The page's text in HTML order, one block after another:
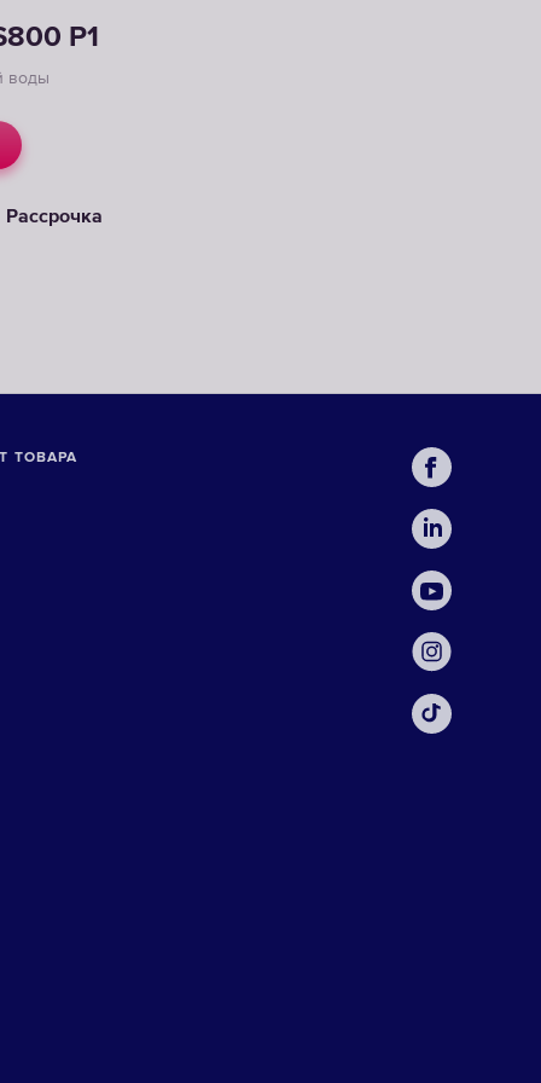
P1
воды
Рассрочка
ТОВАРА